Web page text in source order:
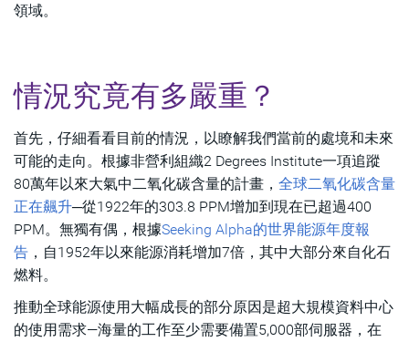
領域。
情況究竟有多嚴重？
首先，仔細看看目前的情況，以瞭解我們當前的處境和未來
可能的走向。根據非營利組織2 Degrees Institute一項追蹤
80萬年以來大氣中二氧化碳含量的計畫， 全球二氧化碳含量
正在飆升─從1922年的303.8 PPM增加到現在已超過400
PPM。無獨有偶，根據Seeking Alpha的世界能源年度報
告 ，自1952年以來能源消耗增加7倍，其中大部分來自化石
燃料。
推動全球能源使用大幅成長的部分原因是超大規模資料中心
的使用需求—海量的工作至少需要備置5,000部伺服器，在